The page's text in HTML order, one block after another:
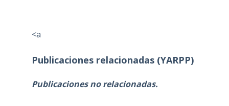
<a
Publicaciones relacionadas (YARPP)
Publicaciones no relacionadas.